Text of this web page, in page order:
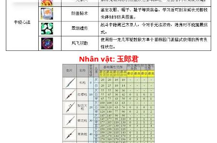
Nhân vật: 玉郎君